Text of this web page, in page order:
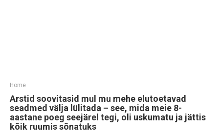
Home
Arstid soovitasid mul mu mehe elutoetavad
seadmed välja lülitada – see, mida meie 8-
aastane poeg seejärel tegi, oli uskumatu ja jättis
kõik ruumis sõnatuks